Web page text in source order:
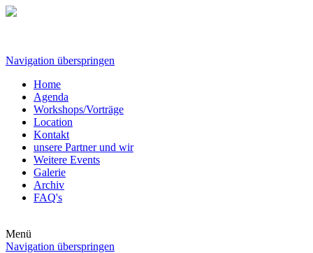
Navigation überspringen
Home
Agenda
Workshops/Vorträge
Location
Kontakt
unsere Partner und wir
Weitere Events
Galerie
Archiv
FAQ's
Menü
Navigation überspringen